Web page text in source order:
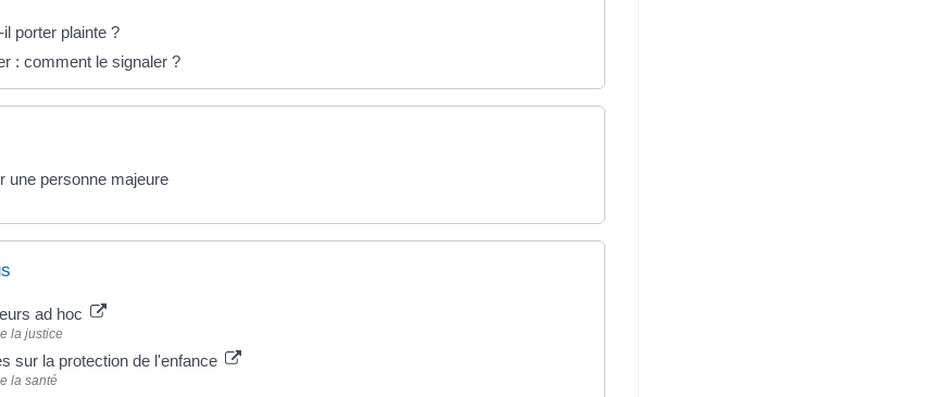
porter plainte ?
: comment le signaler ?
une personne majeure
ad hoc
la justice
sur la protection de l'enfance
la santé